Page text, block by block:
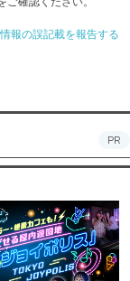
報の誤記載を報告する
PR